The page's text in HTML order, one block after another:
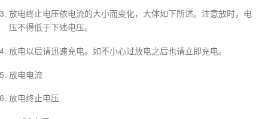
放电终止电压依电流的大小而变化，大体如下所述。注意放时，电
压不得低于下述电压。
放电以后请迅速充电。如不小心过放电之后也请立即充电。
放电电流
放电终止电压